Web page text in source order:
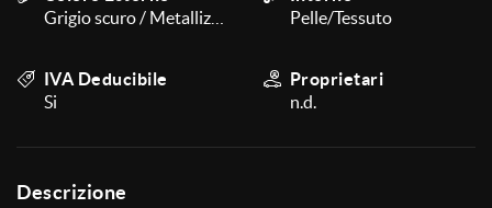
Pelle/Tessuto
IVA Deducibile
Si
Proprietari
n.d.
Descrizione
questi
tracciamento
alla
policy.